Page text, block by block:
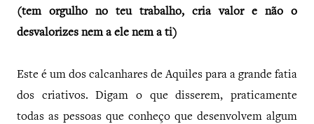
(tem orgulho no teu trabalho, cria valor e não o
desvalorizes nem a ele nem a ti)
Este é um dos calcanhares de Aquiles para a grande fatia
dos criativos. Digam o que disserem, praticamente
todas as pessoas que conheço que desenvolvem algum